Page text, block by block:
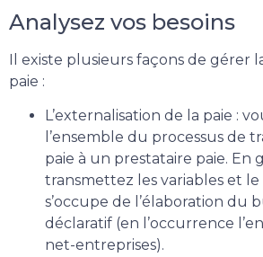
Analysez vos besoins
Il existe plusieurs façons de gérer
paie :
L’externalisation de la paie :
l’ensemble du processus de
paie à un prestataire paie. En
transmettez les variables et
s’occupe de l’élaboration du
déclaratif (en l’occurrence
net-entreprises).